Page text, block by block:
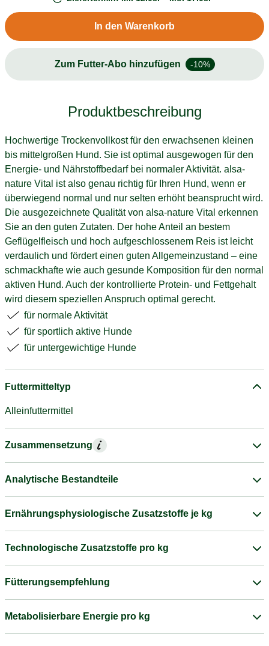
In den Warenkorb
Zum Futter-Abo hinzufügen -10%
Produktbeschreibung
Hochwertige Trockenvollkost für den erwachsenen kleinen
bis mittelgroßen Hund. Sie ist optimal ausgewogen für den
Energie- und Nährstoffbedarf bei normaler Aktivität. alsa-
nature Vital ist also genau richtig für Ihren Hund, wenn er
überwiegend normal und nur selten erhöht beansprucht wird.
Die ausgezeichnete Qualität von alsa-nature Vital erkennen
Sie an den guten Zutaten. Der hohe Anteil an bestem
Geflügelfleisch und hoch aufgeschlossenem Reis ist leicht
verdaulich und fördert einen guten Allgemeinzustand – eine
schmackhafte wie auch gesunde Komposition für den normal
aktiven Hund. Auch der kontrollierte Protein- und Fettgehalt
wird diesem speziellen Anspruch optimal gerecht.
für normale Aktivität
für sportlich aktive Hunde
für untergewichtige Hunde
Futtermitteltyp
Alleinfuttermittel
Zusammensetzung
Analytische Bestandteile
Ernährungsphysiologische Zusatzstoffe je kg
Technologische Zusatzstoffe pro kg
Fütterungsempfehlung
Metabolisierbare Energie pro kg